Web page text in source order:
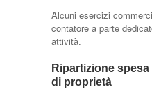
Alcuni esercizi
contatore a parte
attività.
Ripartizione
di proprietà